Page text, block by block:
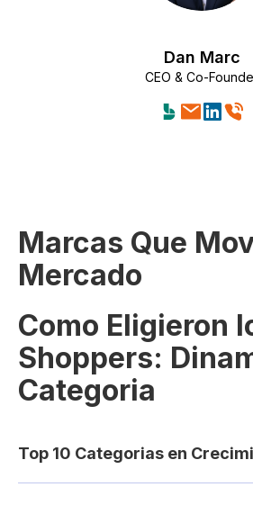
Dan Marc
CEO & Co-
Marcas Que
Mercado
Como Eligieron
Shoppers:
Categoria
Top 10 Categorias en